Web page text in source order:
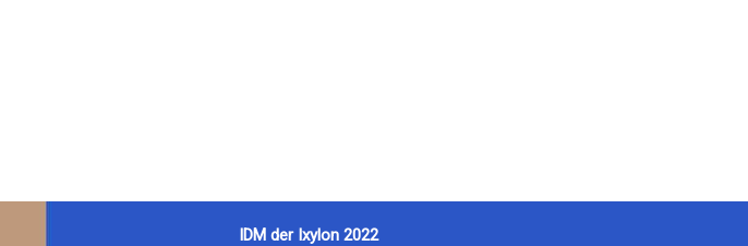
IDM der Ixylon 2022